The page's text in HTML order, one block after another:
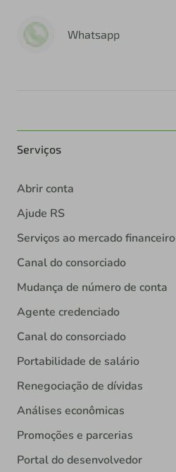
Whatsapp
Serviços
Abrir conta
Ajude RS
Serviços ao mercado financeiro
Canal do consorciado
Mudança de número de conta
Agente credenciado
Canal do consorciado
Portabilidade de salário
Renegociação de dívidas
Análises econômicas
Promoções e parcerias
Portal do desenvolvedor